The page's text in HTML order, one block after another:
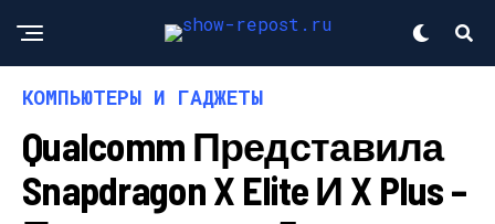
КОМПЬЮТЕРЫ И ГАДЖЕТЫ
Qualcomm Представила
Snapdragon X Elite И X Plus –